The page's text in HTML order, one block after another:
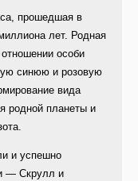
прошедшая в
лет. Родная
особи
синюю и розовую
вида
родной планеты и
и успешно
— Скрулл и